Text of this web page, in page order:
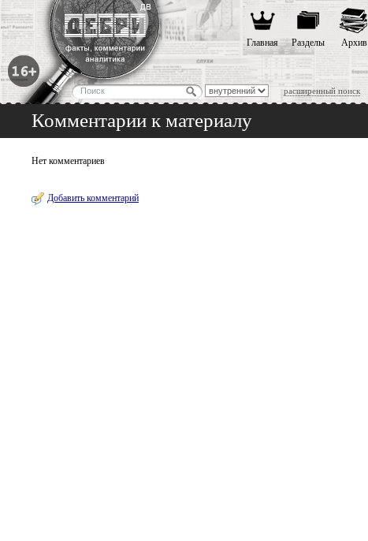
расширенный поиск
Главная Разделы Архив
Комментарии к материалу
Нет комментариев
Добавить комментарий